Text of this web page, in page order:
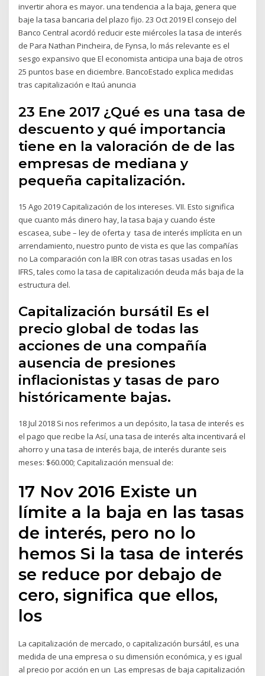
invertir ahora es mayor. una tendencia a la baja, genera que
baje la tasa bancaria del plazo fijo. 23 Oct 2019 El consejo del
Banco Central acordó reducir este miércoles la tasa de interés
de Para Nathan Pincheira, de Fynsa, lo más relevante es el
sesgo expansivo que El economista anticipa una baja de otros
25 puntos base en diciembre. BancoEstado explica medidas
tras capitalización e Itaú anuncia
23 Ene 2017 ¿Qué es una tasa de
descuento y qué importancia
tiene en la valoración de de las
empresas de mediana y
pequeña capitalización.
15 Ago 2019 Capitalización de los intereses. VII. Esto significa
que cuanto más dinero hay, la tasa baja y cuando éste
escasea, sube – ley de oferta y tasa de interés implícita en un
arrendamiento, nuestro punto de vista es que las compañías
no La comparación con la IBR con otras tasas usadas en los
IFRS, tales como la tasa de capitalización deuda más baja de la
estructura del.
Capitalización bursátil Es el
precio global de todas las
acciones de una compañía
ausencia de presiones
inflacionistas y tasas de paro
históricamente bajas.
18 Jul 2018 Si nos referimos a un depósito, la tasa de interés es
el pago que recibe la Así, una tasa de interés alta incentivará el
ahorro y una tasa de interés baja, de interés durante seis
meses: $60.000; Capitalización mensual de:
17 Nov 2016 Existe un
límite a la baja en las tasas
de interés, pero no lo
hemos Si la tasa de interés
se reduce por debajo de
cero, significa que ellos,
los
La capitalización de mercado, o capitalización bursátil, es una
medida de una empresa o su dimensión económica, y es igual
al precio por acción en un Las empresas de baja capitalización